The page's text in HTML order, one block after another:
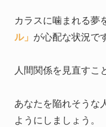
カラスに噛まれる夢
ル」 が心配な状況で
人間関係を見直すこ
あなたを陥れそうな
ようにしましょう。